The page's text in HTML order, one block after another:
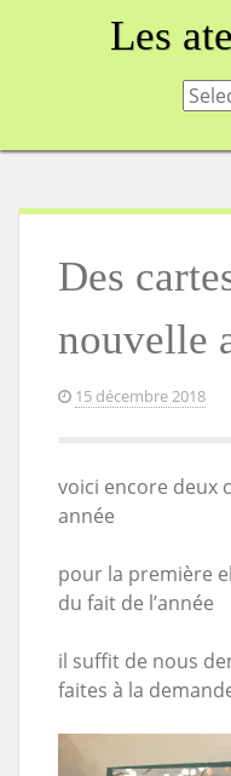
Les
Des
nouvelle
15 décembre 2018
voici encore deux
année
pour la première
du fait de l’année
il suffit de nous
faites à la